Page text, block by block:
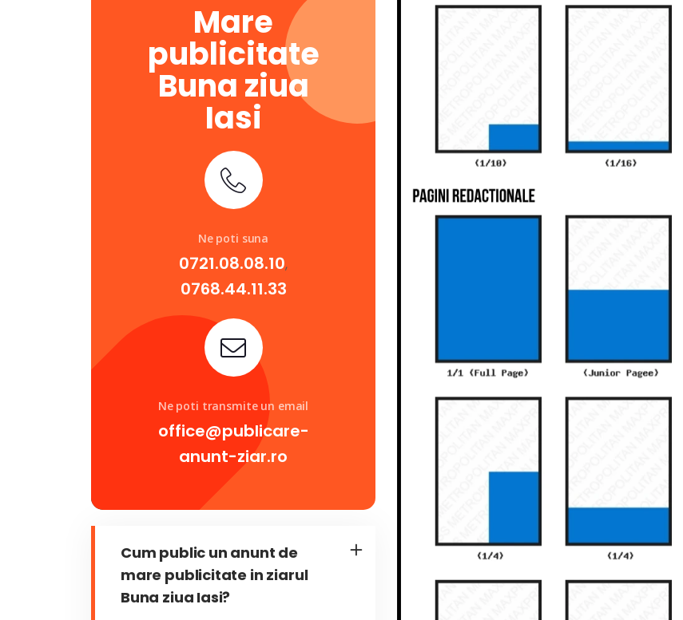
Mare
publicitate
Buna ziua
Iasi
Ne poti suna
0721.08.08.10,
0768.44.11.33
Ne poti transmite un email
office@publicare-
anunt-ziar.ro
Cum public un anunt de
mare publicitate in ziarul
Buna ziua Iasi?